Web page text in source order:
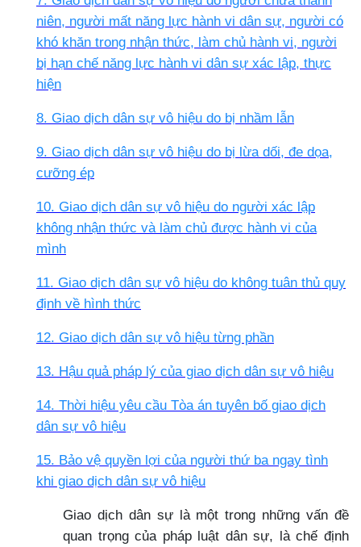
niên, người mất năng lực hành vi dân sự, người có
khó khăn trong nhận thức, làm chủ hành vi, người
bị hạn chế năng lực hành vi dân sự xác lập, thực
hiện
8. Giao dịch dân sự vô hiệu do bị nhầm lẫn
9. Giao dịch dân sự vô hiệu do bị lừa dối, đe dọa,
cưỡng ép
10. Giao dịch dân sự vô hiệu do người xác lập
không nhận thức và làm chủ được hành vi của
mình
11. Giao dịch dân sự vô hiệu do không tuân thủ quy
định về hình thức
12. Giao dịch dân sự vô hiệu từng phần
13. Hậu quả pháp lý của giao dịch dân sự vô hiệu
14. Thời hiệu yêu cầu Tòa án tuyên bố giao dịch
dân sự vô hiệu
15. Bảo vệ quyền lợi của người thứ ba ngay tình
khi giao dịch dân sự vô hiệu
Giao dịch dân sự là một trong những vấn đề
quan trọng của pháp luật dân sự, là chế định